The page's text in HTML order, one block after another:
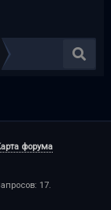
форума
17.